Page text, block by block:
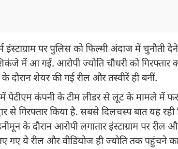
इंस्टाग्राम पर पुलिस को फिल्मी अंदाज में चुनौती
में आ गई. आरोपी ज्योति चौधरी को गिरफ्तार
दौरान शेयर की गई रील और तस्वीरें ही बनीं.
कंपनी के टीम लीडर से लूट के मामले में
से गिरफ्तार किया है. सबसे दिलचस्प बात यह
के दौरान आरोपी लगातार इंस्टाग्राम पर रील
गए ये रील और वीडियोज ही ज्योति तक पहुंचने